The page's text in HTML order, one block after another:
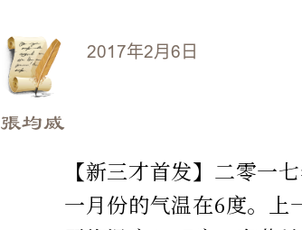
2017年2月6日
張均威
【新三才首发】二零一
一月份的气温在6度。上